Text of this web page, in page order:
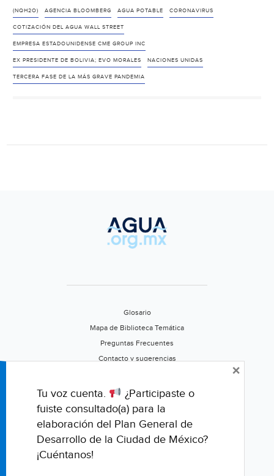
(NQH2O) AGENCIA BLOOMBERG AGUA POTABLE CORONAVIRUS
COTIZACIÓN DEL AGUA WALL STREET
EMPRESA ESTADOUNIDENSE CME GROUP INC
EX PRESIDENTE DE BOLIVIA; EVO MORALES NACIONES UNIDAS
TERCERA FASE DE LA MÁS GRAVE PANDEMIA
Glosario
Mapa de Biblioteca Temática
Preguntas Frecuentes
Contacto y sugerencias
Califica este portal
Tu voz cuenta.
¿Participaste o
fuiste consultado(a) para la
elaboración del Plan General de
Desarrollo de la Ciudad de México?
¡Cuéntanos!
×